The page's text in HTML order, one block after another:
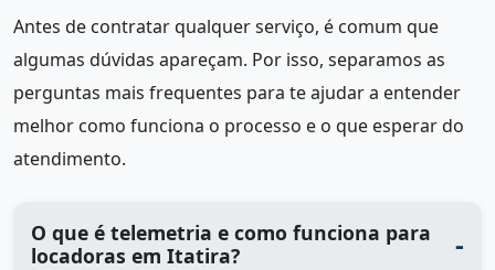
Antes de contratar qualquer serviço, é comum que
algumas dúvidas apareçam. Por isso, separamos as
perguntas mais frequentes para te ajudar a entender
melhor como funciona o processo e o que esperar do
atendimento.
O que é telemetria e como funciona para
locadoras em Itatira?